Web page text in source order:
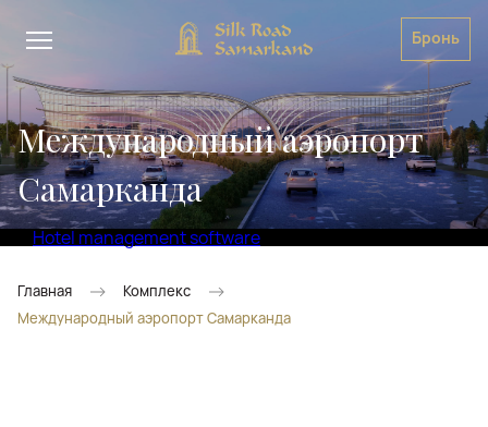
Бронь
Международный аэропорт
Самарканда
Hotel management software
Главная
Комплекс
Международный аэропорт Самарканда